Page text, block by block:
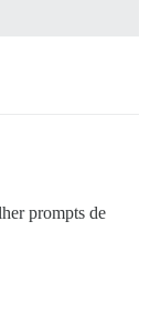
prompts de